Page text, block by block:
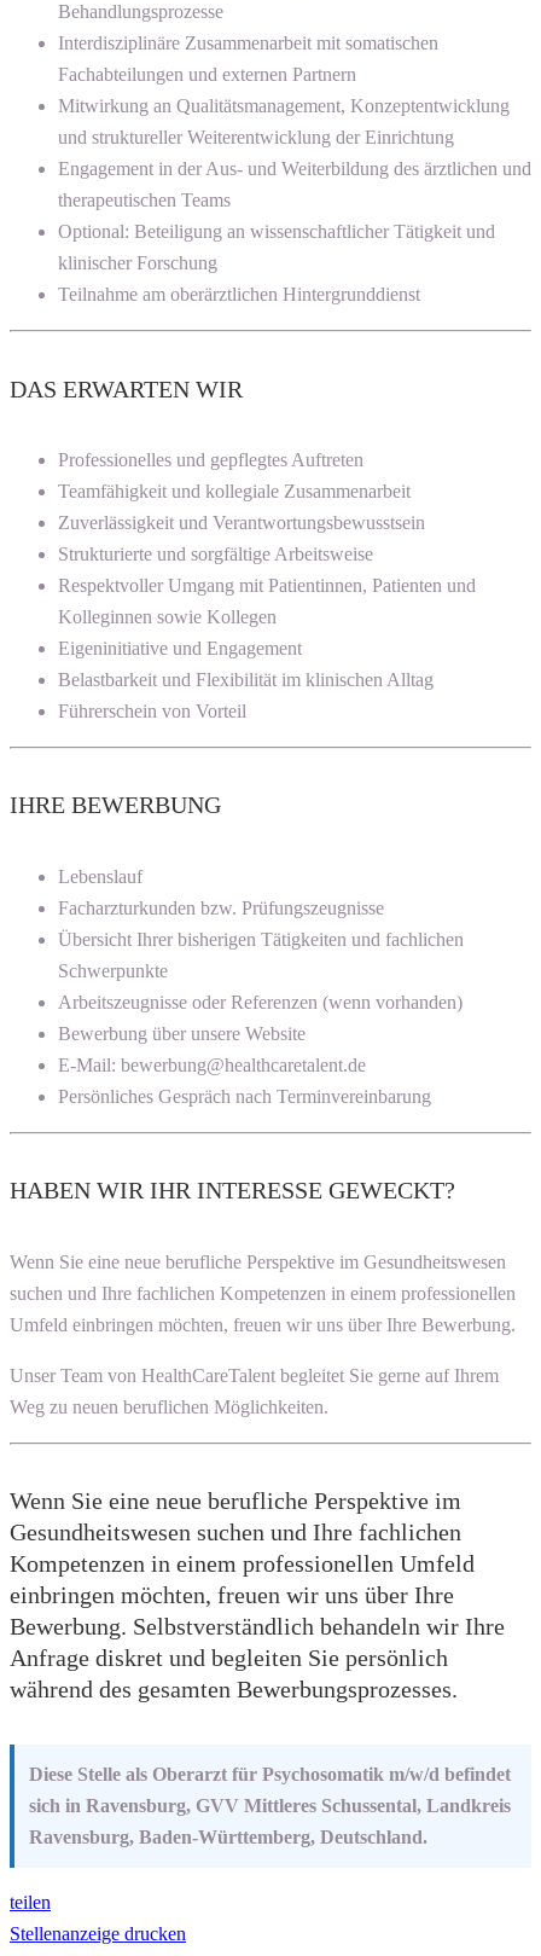
Behandlungsprozesse
Interdisziplinäre Zusammenarbeit mit somatischen
Fachabteilungen und externen Partnern
Mitwirkung an Qualitätsmanagement, Konzeptentwicklung
und struktureller Weiterentwicklung der Einrichtung
Engagement in der Aus- und Weiterbildung des ärztlichen und
therapeutischen Teams
Optional: Beteiligung an wissenschaftlicher Tätigkeit und
klinischer Forschung
Teilnahme am oberärztlichen Hintergrunddienst
DAS ERWARTEN WIR
Professionelles und gepflegtes Auftreten
Teamfähigkeit und kollegiale Zusammenarbeit
Zuverlässigkeit und Verantwortungsbewusstsein
Strukturierte und sorgfältige Arbeitsweise
Respektvoller Umgang mit Patientinnen, Patienten und
Kolleginnen sowie Kollegen
Eigeninitiative und Engagement
Belastbarkeit und Flexibilität im klinischen Alltag
Führerschein von Vorteil
IHRE BEWERBUNG
Lebenslauf
Facharzturkunden bzw. Prüfungszeugnisse
Übersicht Ihrer bisherigen Tätigkeiten und fachlichen
Schwerpunkte
Arbeitszeugnisse oder Referenzen (wenn vorhanden)
Bewerbung über unsere Website
E-Mail: bewerbung@healthcaretalent.de
Persönliches Gespräch nach Terminvereinbarung
HABEN WIR IHR INTERESSE GEWECKT?
Wenn Sie eine neue berufliche Perspektive im Gesundheitswesen
suchen und Ihre fachlichen Kompetenzen in einem professionellen
Umfeld einbringen möchten, freuen wir uns über Ihre Bewerbung.
Unser Team von HealthCareTalent begleitet Sie gerne auf Ihrem
Weg zu neuen beruflichen Möglichkeiten.
Wenn Sie eine neue berufliche Perspektive im
Gesundheitswesen suchen und Ihre fachlichen
Kompetenzen in einem professionellen Umfeld
einbringen möchten, freuen wir uns über Ihre
Bewerbung. Selbstverständlich behandeln wir Ihre
Anfrage diskret und begleiten Sie persönlich
während des gesamten Bewerbungsprozesses.
Diese Stelle als Oberarzt für Psychosomatik m/w/d befindet
sich in Ravensburg, GVV Mittleres Schussental, Landkreis
Ravensburg, Baden-Württemberg, Deutschland.
teilen
Stellenanzeige drucken